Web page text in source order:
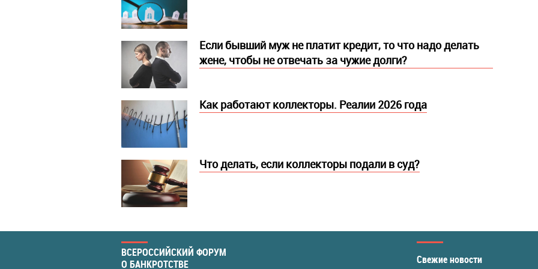
Если бывший муж не платит кредит, то что надо делать
жене, чтобы не отвечать за чужие долги?
Как работают коллекторы. Реалии 2026 года
Что делать, если коллекторы подали в суд?
ВСЕРОССИЙСКИЙ ФОРУМ
О БАНКРОТСТВЕ
Свежие новости